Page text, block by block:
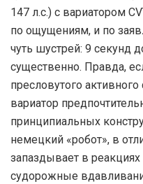
147 л.с.) с вариатором
по ощущениям, и по
чуть шустрей: 9 секунд
существенно. Правда,
пресловутого
вариатор
принципиальных
немецкий «робот», в
запаздывает в
судорожные